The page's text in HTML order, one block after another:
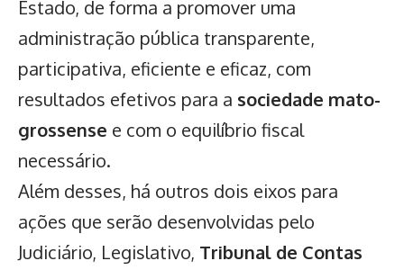
Estado, de forma a promover uma
administração pública transparente,
participativa, eficiente e eficaz, com
resultados efetivos para a sociedade mato-
grossense e com o equilíbrio fiscal
necessário.
Além desses, há outros dois eixos para
ações que serão desenvolvidas pelo
Judiciário, Legislativo, Tribunal de Contas